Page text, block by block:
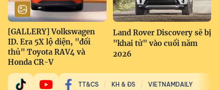
[GALLERY] Volkswagen
ID. Era 5X lộ diện, "đối
thủ" Toyota RAV4 và
Honda CR-V
Land Rover Discovery sẽ bị
"khai tử" vào cuối năm
2026
TT&CS KH & ĐS VIETNAMDAILY